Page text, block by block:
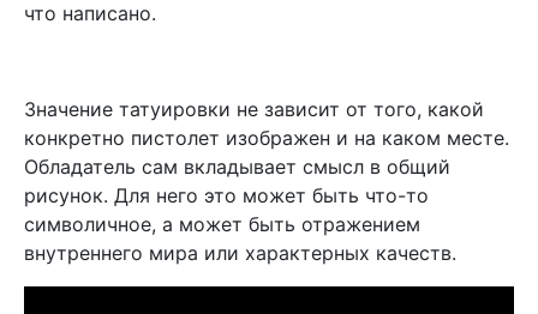
что написано.
Значение татуировки не зависит от того, какой
конкретно пистолет изображен и на каком месте.
Обладатель сам вкладывает смысл в общий
рисунок. Для него это может быть что-то
символичное, а может быть отражением
внутреннего мира или характерных качеств.